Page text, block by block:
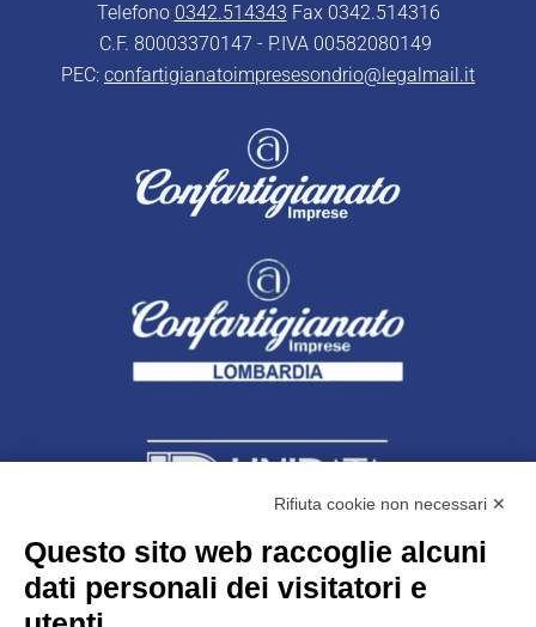
Telefono 0342.514343 Fax 0342.514316
C.F. 80003370147 - P.IVA 00582080149
PEC: confartigianatoimpresesondrio@legalmail.it
Unidata s.r.lcon unico socio
Largo dell’Artigianato, 1 - 23100 Sondrio
Rifiuta cookie non necessari ✕
Questo sito web raccoglie alcuni
dati personali dei visitatori e